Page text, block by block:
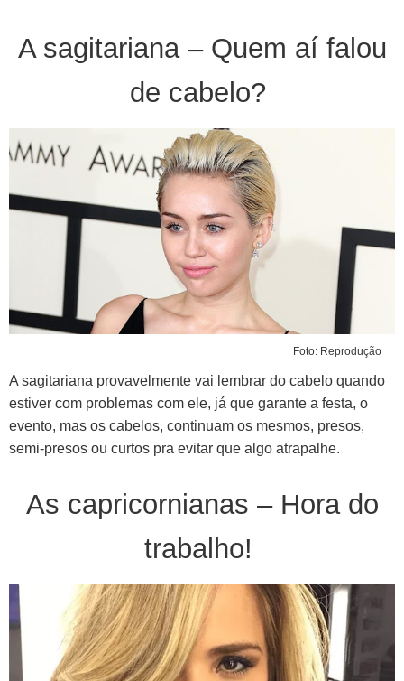
A sagitariana – Quem aí falou
de cabelo?
Foto: Reprodução
A sagitariana provavelmente vai lembrar do cabelo quando
estiver com problemas com ele, já que garante a festa, o
evento, mas os cabelos, continuam os mesmos, presos,
semi-presos ou curtos pra evitar que algo atrapalhe.
As capricornianas – Hora do
trabalho!